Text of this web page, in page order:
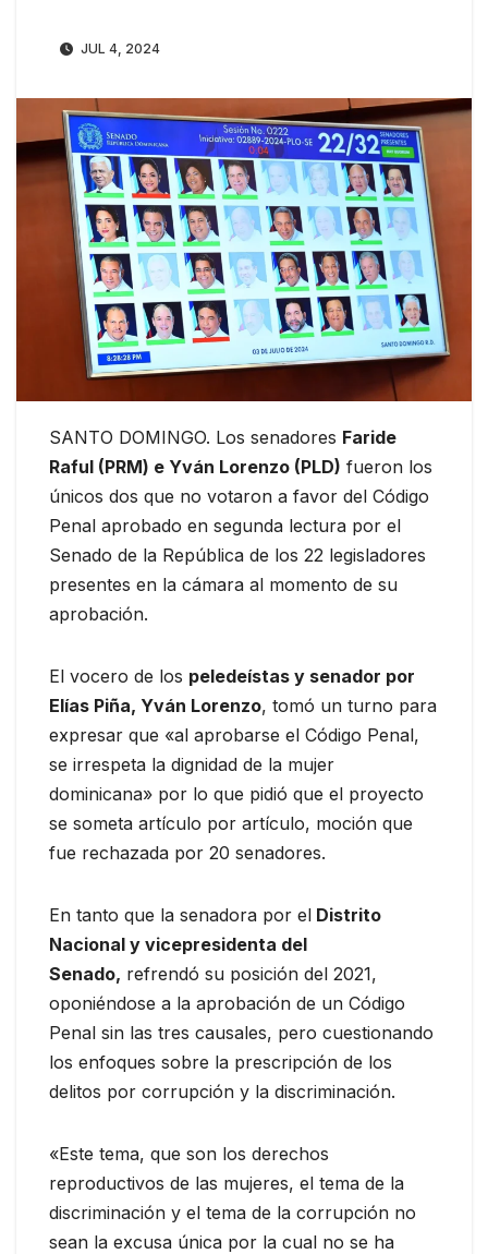
JUL 4, 2024
SANTO DOMINGO. Los senadores Faride
Raful (PRM) e Yván Lorenzo (PLD) fueron los
únicos dos que no votaron a favor del Código
Penal aprobado en segunda lectura por el
Senado de la República de los 22 legisladores
presentes en la cámara al momento de su
aprobación.
El vocero de los peledeístas y senador por
Elías Piña, Yván Lorenzo, tomó un turno para
expresar que «al aprobarse el Código Penal,
se irrespeta la dignidad de la mujer
dominicana» por lo que pidió que el proyecto
se someta artículo por artículo, moción que
fue rechazada por 20 senadores.
En tanto que la senadora por el Distrito
Nacional y vicepresidenta del
Senado, refrendó su posición del 2021,
oponiéndose a la aprobación de un Código
Penal sin las tres causales, pero cuestionando
los enfoques sobre la prescripción de los
delitos por corrupción y la discriminación.
«Este tema, que son los derechos
reproductivos de las mujeres, el tema de la
discriminación y el tema de la corrupción no
sean la excusa única por la cual no se ha